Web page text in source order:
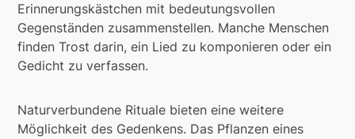
Erinnerungskästchen mit bedeutungsvollen
Gegenständen zusammenstellen. Manche Menschen
finden Trost darin, ein Lied zu komponieren oder ein
Gedicht zu verfassen.
Naturverbundene Rituale bieten eine weitere
Möglichkeit des Gedenkens. Das Pflanzen eines